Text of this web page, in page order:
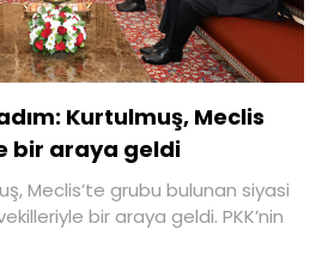
Kurtulmuş, Meclis
bir araya geldi
Meclis’te grubu bulunan siyasi
bir araya geldi. PKK’nin